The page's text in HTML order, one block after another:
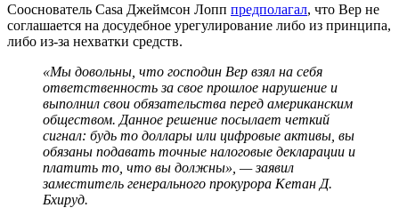
Сооснователь Casa Джеймсон Лопп предполагал, что Вер не
соглашается на досудебное урегулирование либо из принципа,
либо из-за нехватки средств.
«Мы довольны, что господин Вер взял на себя
ответственность за свое прошлое нарушение и
выполнил свои обязательства перед американским
обществом. Данное решение посылает четкий
сигнал: будь то доллары или цифровые активы, вы
обязаны подавать точные налоговые декларации и
платить то, что вы должны», — заявил
заместитель генерального прокурора Кетан Д.
Бхируд.